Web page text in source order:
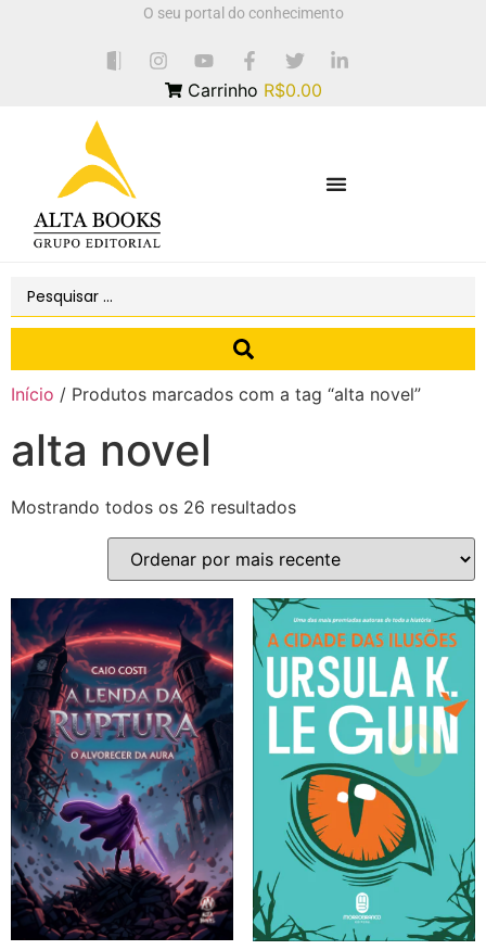
O seu portal do conhecimento
Carrinho R$0.00
Início / Produtos marcados com a tag “alta novel”
alta novel
Mostrando todos os 26 resultados